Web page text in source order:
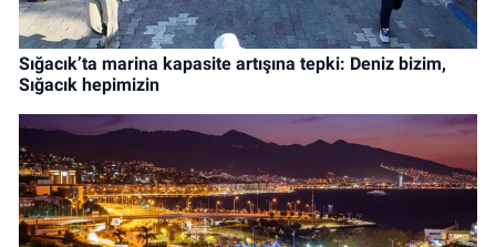
Sığacık’ta marina kapasite artışına tepki: Deniz bizim,
Sığacık hepimizin